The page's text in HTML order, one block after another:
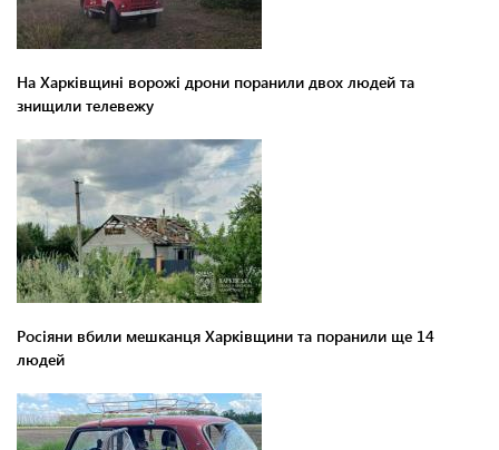
На Харківщині ворожі дрони поранили двох людей та
знищили телевежу
Росіяни вбили мешканця Харківщини та поранили ще 14
людей